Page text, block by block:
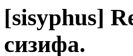
[sisyphus]
сизифа.